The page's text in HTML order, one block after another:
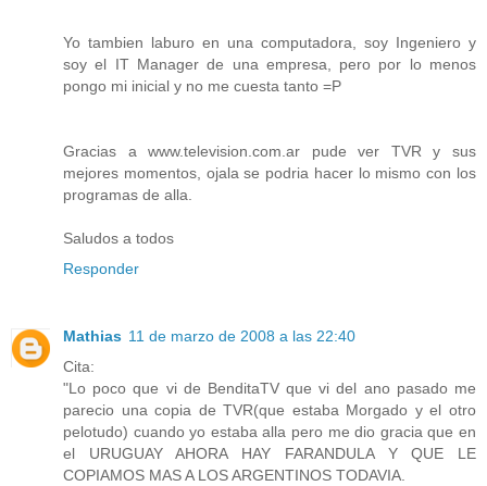
Yo tambien laburo en una computadora, soy Ingeniero y
soy el IT Manager de una empresa, pero por lo menos
pongo mi inicial y no me cuesta tanto =P
Gracias a www.television.com.ar pude ver TVR y sus
mejores momentos, ojala se podria hacer lo mismo con los
programas de alla.
Saludos a todos
Responder
Mathias 11 de marzo de 2008 a las 22:40
Cita:
"Lo poco que vi de BenditaTV que vi del ano pasado me
parecio una copia de TVR(que estaba Morgado y el otro
pelotudo) cuando yo estaba alla pero me dio gracia que en
el URUGUAY AHORA HAY FARANDULA Y QUE LE
COPIAMOS MAS A LOS ARGENTINOS TODAVIA.